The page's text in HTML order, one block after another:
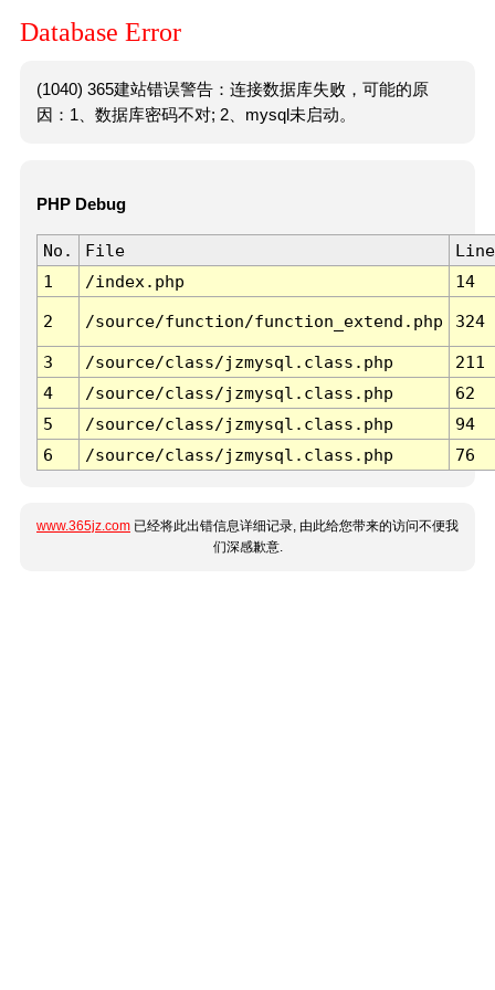
Database Error
(1040) 365建站错误警告：连接数据库失败，可能的原
因：1、数据库密码不对; 2、mysql未启动。
PHP Debug
No. File
Line
1
/index.php 14
2 /source/function/function_extend.php 324
3 /source/class/jzmysql.class.php
211
4
/source/class/jzmysql.class.php
62
5
/source/class/jzmysql.class.php
94
6
/source/class/jzmysql.class.php 76
www.365jz.com 已经将此出错信息详细记录, 由此给您带来的访问不便我
们深感歉意.